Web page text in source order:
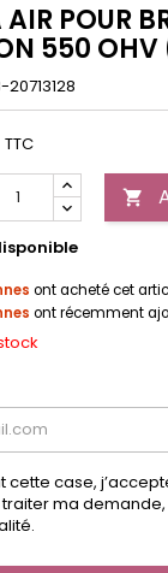
AIR POUR
550
20713128
TTC

ont acheté cet
ont récemment
cette case,
ma